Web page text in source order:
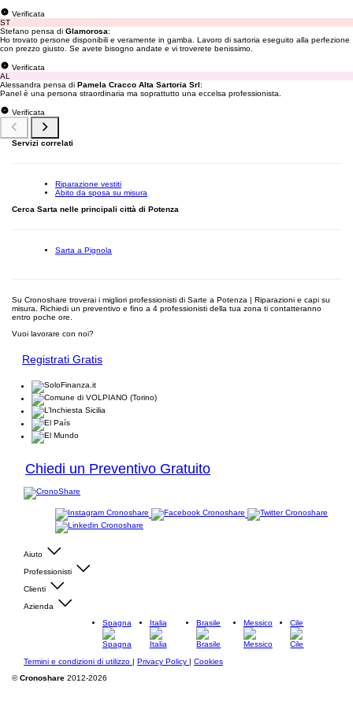
Verificata
ST
Stefano pensa di Glamorosa:
Ho trovato persone disponibili e veramente in gamba. Lavoro di sartoria eseguito alla perfezione
con prezzo giusto. Se avete bisogno andate e vi troverete benissimo.
Verificata
AL
Alessandra pensa di Pamela Cracco Alta Sartoria Srl:
Panel è una persona straordinaria ma soprattutto una eccelsa professionista.
Verificata
Servizi correlati
Riparazione vestiti
Abito da sposa su misura
Cerca Sarta nelle principali città di Potenza
Sarta a Pignola
Su Cronoshare troverai i migliori professionisti di Sarte a Potenza | Riparazioni e capi su
misura. Richiedi un preventivo e fino a 4 professionisti della tua zona ti contatteranno
entro poche ore.
Vuoi lavorare con noi?
Registrati Gratis
Chiedi un Preventivo Gratuito
Aiuto
Professionisti
Clienti
Azienda
Spagna
Italia Brasile Messico Cile
Termini e condizioni di utilizzo | Privacy Policy | Cookies
©Cronoshare 2012-2026